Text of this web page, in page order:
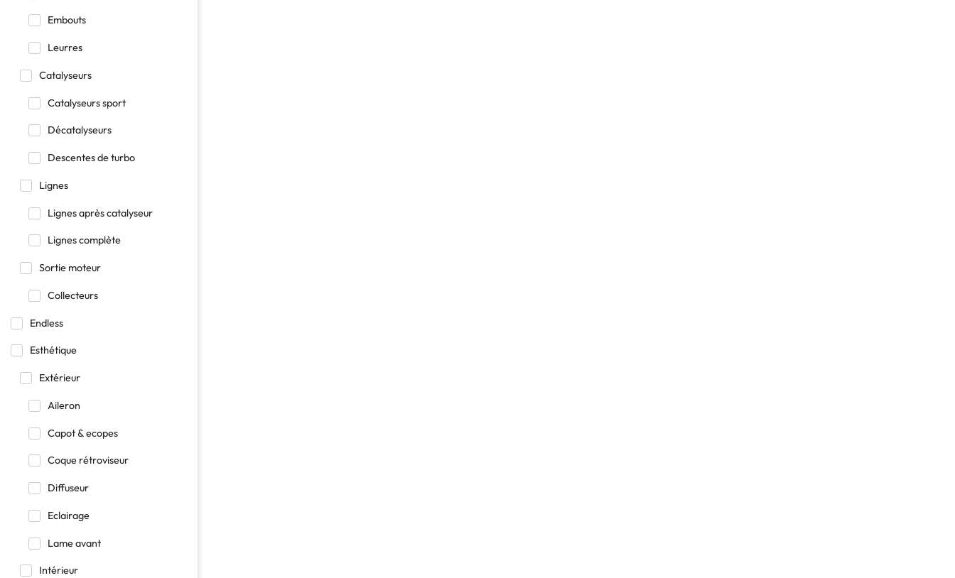
Embouts
Leurres
Catalyseurs
Catalyseurs sport
Décatalyseurs
Descentes de turbo
Lignes
Lignes après catalyseur
Lignes complète
Sortie moteur
Collecteurs
Endless
Esthétique
Extérieur
Aileron
Capot & ecopes
Coque rétroviseur
Diffuseur
Eclairage
Lame avant
Intérieur